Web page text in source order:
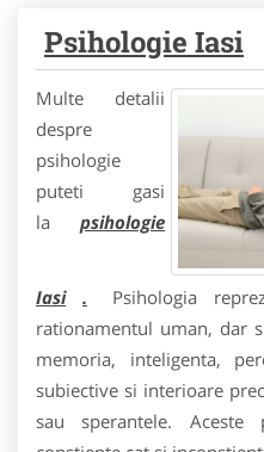
Psihologie Iasi
Multe detalii
despre
psihologie
puteti gasi
la
psihologie
Iasi .
Psihologia
rationamentul uman, dar
memoria, inteligenta,
subiective si interioare
sau sperantele.